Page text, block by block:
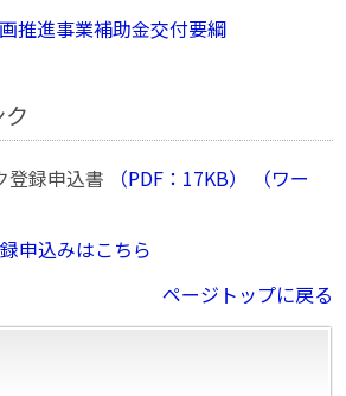
推進事業補助金交付要綱
登録申込書 （PDF：17KB）
（ワー
申込みはこちら
ページトップに戻る